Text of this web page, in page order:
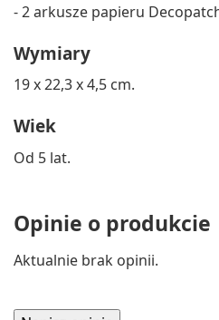
- 2 arkusze papieru
Wymiary
19 x 22,3 x 4,5 cm.
Wiek
Od 5 lat.
Opinie o produkcie
Aktualnie brak opinii.